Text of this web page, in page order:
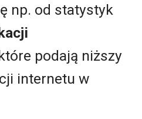
np. od statystyk
podają niższy
internetu w